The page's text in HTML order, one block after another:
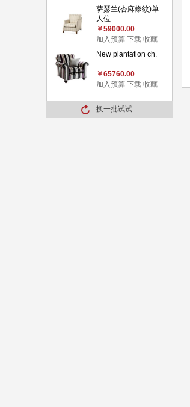
萨瑟兰(杏麻條紋)单
人位
￥59000.00
加入预算 下载 收藏
New plantation ch.
￥65760.00
加入预算 下载 收藏
换一批试试